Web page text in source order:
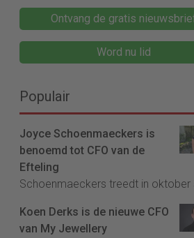
Ontvang de gratis
Word nu lid
Populair
Joyce Schoenmaeckers is
benoemd tot CFO van de
Efteling
Schoenmaeckers treedt in oktober
Koen Derks is de nieuwe CFO
van My Jewellery